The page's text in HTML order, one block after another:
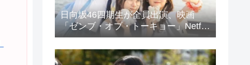
日向坂46四期生が全員出演、映画
「ゼンブ・オブ・トーキョー」Netflix
で配信